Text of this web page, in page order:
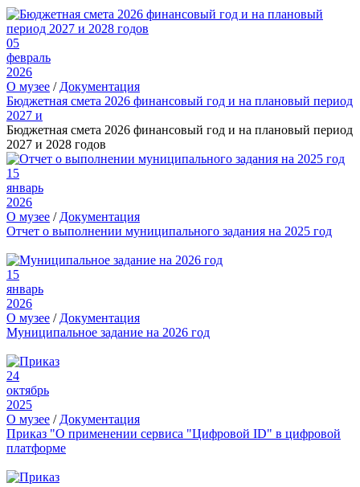
05
февраль
2026
О музее / Документация
Бюджетная смета 2026 финансовый год и на плановый период
2027 и
Бюджетная смета 2026 финансовый год и на плановый период
2027 и 2028 годов
15
январь
2026
О музее / Документация
Отчет о выполнении муниципального задания на 2025 год
15
январь
2026
О музее / Документация
Муниципальное задание на 2026 год
24
октябрь
2025
О музее / Документация
Приказ "О применении сервиса "Цифровой ID" в цифровой
платформе